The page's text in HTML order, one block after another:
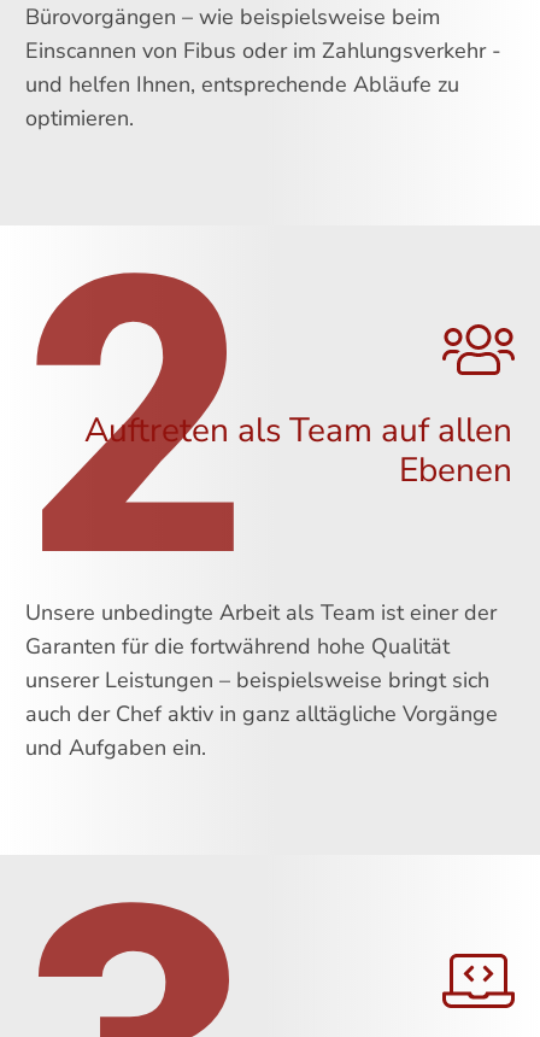
Bürovorgängen – wie beispielsweise beim
Einscannen von Fibus oder im Zahlungsverkehr -
und helfen Ihnen, entsprechende Abläufe zu
optimieren.
2
Auftreten als Team auf allen
Ebenen
Unsere unbedingte Arbeit als Team ist einer der
Garanten für die fortwährend hohe Qualität
unserer Leistungen – beispielsweise bringt sich
auch der Chef aktiv in ganz alltägliche Vorgänge
und Aufgaben ein.